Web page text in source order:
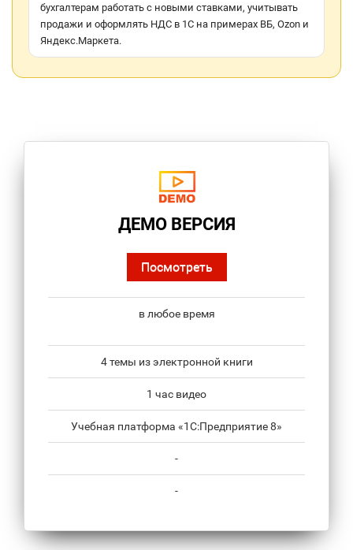
бухгалтерам работать с новыми ставками, учитывать
продажи и оформлять НДС в 1С на примерах ВБ, Ozon и
Яндекс.Маркета.
ДЕМО ВЕРСИЯ
Посмотреть
в любое время
4 темы из электронной книги
1 час видео
Учебная платформа «1С:Предприятие 8»
-
-